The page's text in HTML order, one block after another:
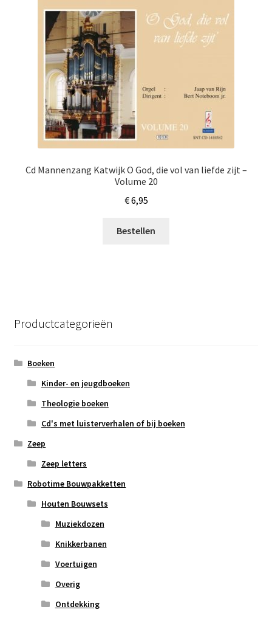
Cd Mannenzang Katwijk O God, die vol van liefde zijt –
Volume 20
€6,95
Bestellen
Productcategorieën
Boeken
Kinder- en jeugdboeken
Theologie boeken
Cd's met luisterverhalen of bij boeken
Zeep
Zeep letters
Robotime Bouwpakketten
Houten Bouwsets
Muziekdozen
Knikkerbanen
Voertuigen
Overig
Ontdekking